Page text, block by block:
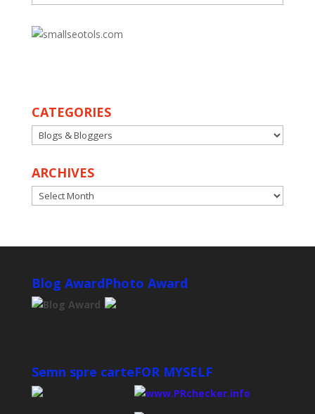
CATEGORIES
CATEGORIES
ARCHIVES
ARCHIVES
Blog AwardPhoto Award
Semn spre carteFOR MYSELF